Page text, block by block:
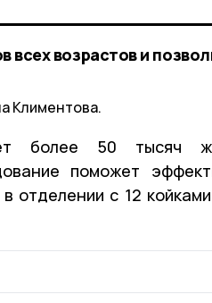
возрастов и
Климентова.
более 50 тысяч
поможет
отделении с 12